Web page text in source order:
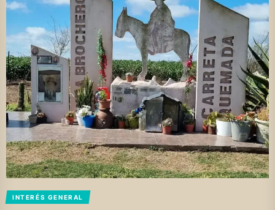
INTERÉS GENERAL